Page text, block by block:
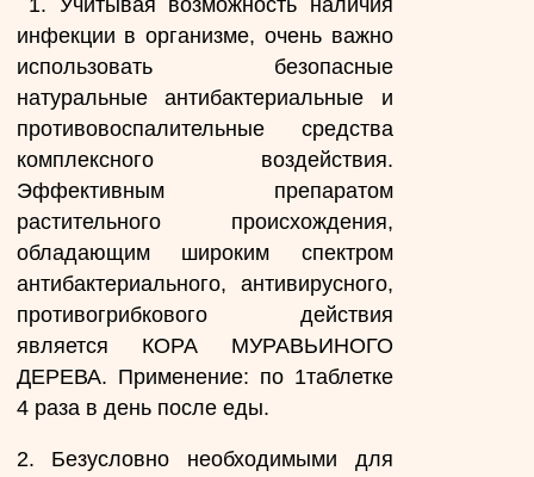
инфекции в организме, очень важно
использовать безопасные
натуральные антибактериальные и
противовоспалительные средства
комплексного воздействия.
Эффективным препаратом
растительного происхождения,
обладающим широким спектром
антибактериального, антивирусного,
противогрибкового действия
является КОРА МУРАВЬИНОГО
ДЕРЕВА. Применение: по 1таблетке
4 раза в день после еды.
2. Безусловно необходимыми для